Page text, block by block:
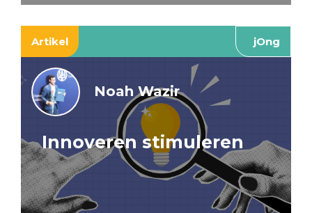
Artikel jOng
Noah Wazir
Innoveren stimuleren